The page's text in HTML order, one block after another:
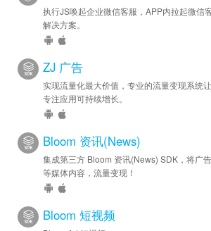
执行JS唤起企业微信客服，APP内拉起微信
解决方案。
ZJ 广告
实现流量化最大价值，专业的流量变现系统
专注应用可持续增长。
Bloom 资讯(News)
集成第三方 Bloom 资讯(News) SDK，将广
等媒体内容，流量变现！
Bloom 短视频